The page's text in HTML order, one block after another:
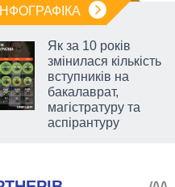
ІНФОГРАФІКА
Як за 10 років
змінилася кількість
вступників на
бакалаврат,
магістратуру та
аспірантуру